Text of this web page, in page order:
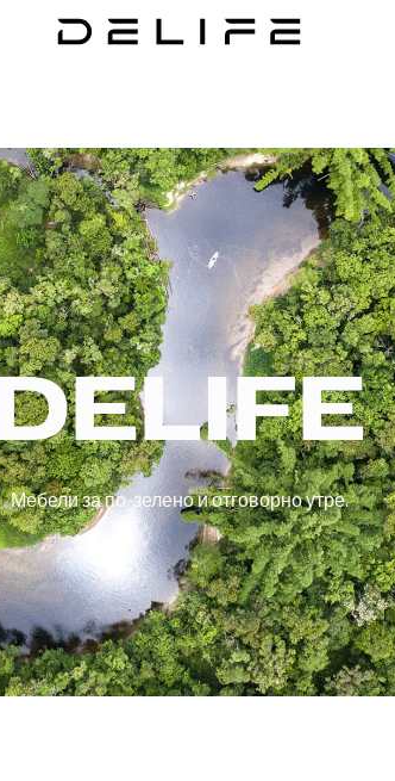
Мебели за по-зелено и отговорно утре.